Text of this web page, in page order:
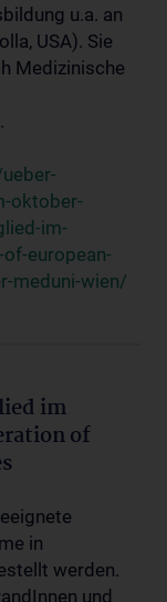
u.a. an
USA). Sie
Medizinische
oktober-
im-
european-
meduni-wien/
im
of
in
werden.
und